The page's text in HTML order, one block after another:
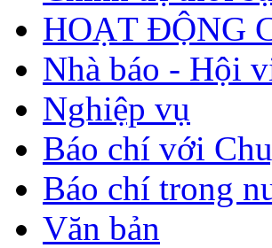
HOẠT ĐỘNG
Nhà báo - Hội
Nghiệp vụ
Báo chí với
Báo chí trong
Văn bản